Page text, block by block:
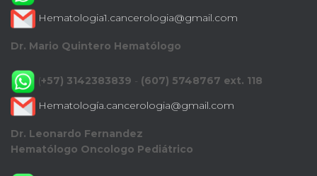
Hematologia1.cancerologia@gmail.com
Dr. Mario Quintero Hematólogo
(+57) 3142383839 - (607) 5748767 ext. 118
Hematología.cancerologia@gmail.com
Dr. Leonardo Fernandez
Hematólogo Oncologo Pediátrico